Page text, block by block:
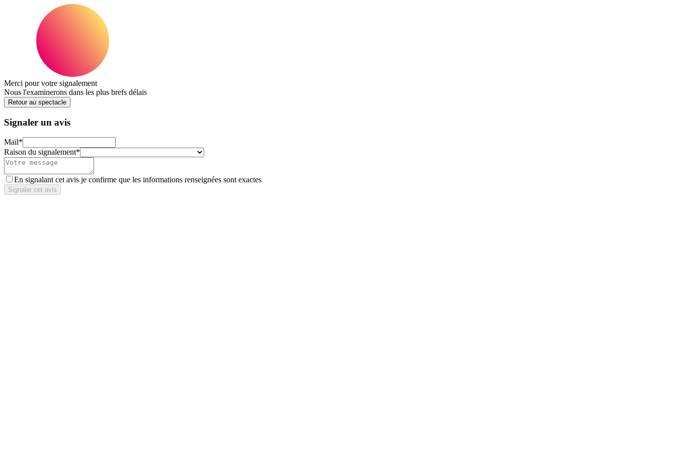
Merci pour votre signalement
Nous l'examinerons dans les plus brefs délais
Retour au spectacle
Signaler un avis
Mail*
Raison du signalement*
En signalant cet avis je confirme que les informations renseignées sont exactes
Signaler cet avis